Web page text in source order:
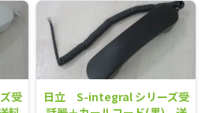
受
日立 S-integral シリーズ受